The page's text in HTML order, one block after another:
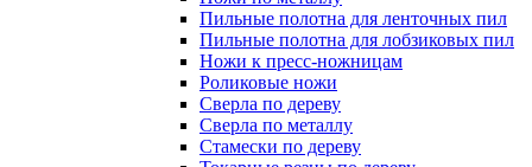
Пильные полотна для ленточных пил
Пильные полотна для лобзиковых пил
Ножи к пресс-ножницам
Роликовые ножи
Сверла по дереву
Сверла по металлу
Стамески по дереву